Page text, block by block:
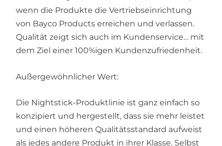
wenn die Produkte die Vertriebseinrichtung
von Bayco Products erreichen und verlassen.
Qualität zeigt sich auch im Kundenservice… mit
dem Ziel einer 100%igen Kundenzufriedenheit.
Außergewöhnlicher Wert:
Die Nightstick-Produktlinie ist ganz einfach so
konzipiert und hergestellt, dass sie mehr leistet
und einen höheren Qualitätsstandard aufweist
als jedes andere Produkt in ihrer Klasse. Selbst